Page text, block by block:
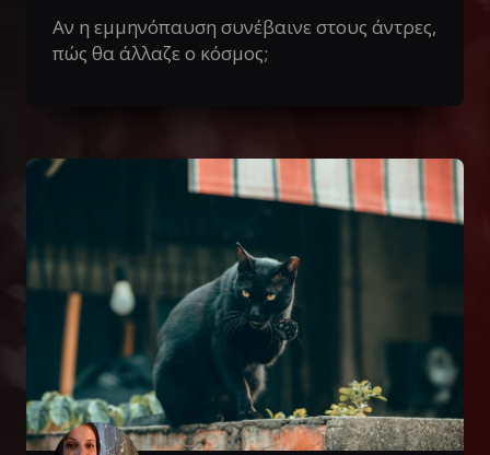
Αν η εμμηνόπαυση συνέβαινε στους άντρες,
πώς θα άλλαζε ο κόσμος;